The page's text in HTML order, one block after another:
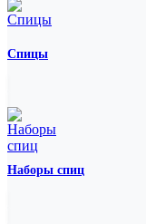
Спицы
Наборы спиц